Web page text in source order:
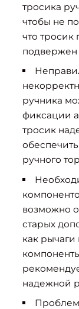
тросика
чтобы не
что тросик
ручника
фиксации
тросик
ручного
возможно
старых
как
надежной